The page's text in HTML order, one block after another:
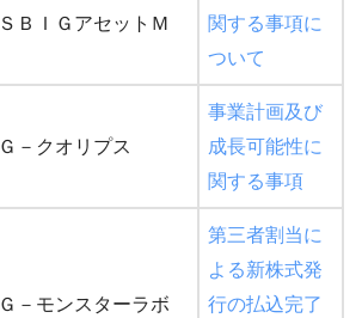
ＳＢＩＧアセットＭ
関する事項に
ついて
Ｇ－クオリプス
事業計画及び
成長可能性に
関する事項
Ｇ－モンスターラボ
第三者割当に
よる新株式発
行の払込完了